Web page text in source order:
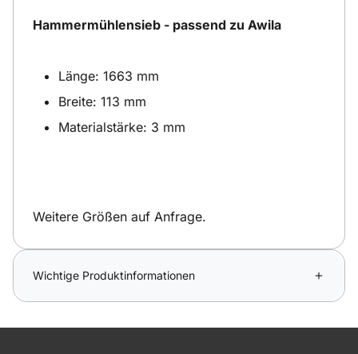
Hammermühlensieb - passend zu Awila
Länge: 1663 mm
Breite: 113 mm
Materialstärke: 3 mm
Weitere Größen auf Anfrage.
Wichtige Produktinformationen